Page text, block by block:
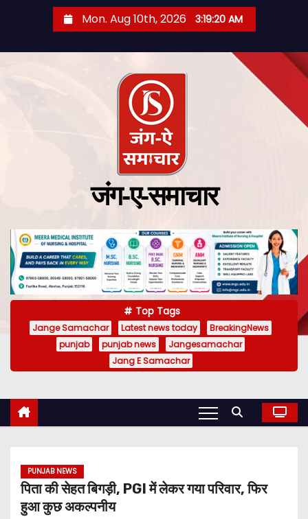
Mon. Aug 10th, 2026 3:19:21 AM
जंग-ए-समाचार
Top Tags
Jange Samachar Latest news today
BreakingNews
punjab
punjab news
Jangesamachar
Jang E Samachar
PUNJAB NEWS
पिता की सेहत बिगड़ी, PGI में लेकर गया परिवार, फिर
हुआ कुछ अकल्पनीय